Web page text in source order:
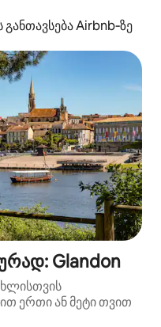
Airbnb‑ზე
Glandon
ერთი ან მეტი თვით